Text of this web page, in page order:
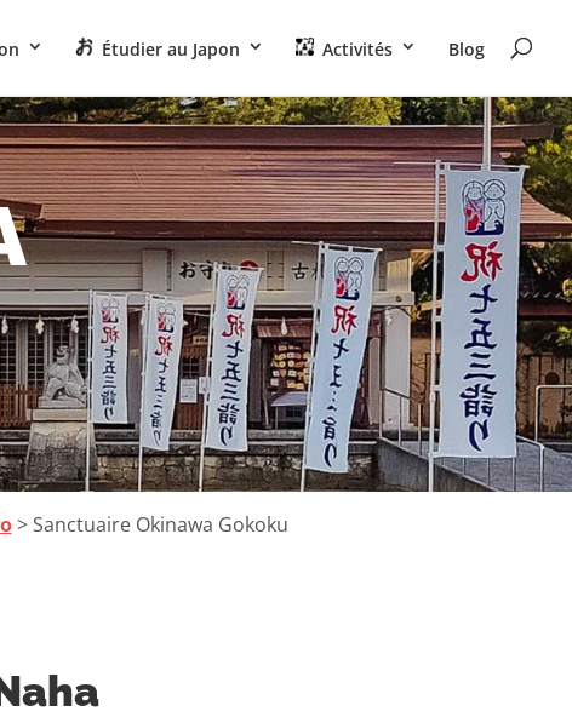
Étudier au Japon Activités Blog
> Sanctuaire Okinawa Gokoku